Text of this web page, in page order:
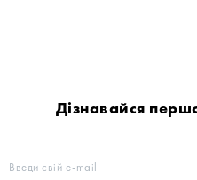
Дізнавайся
Введи свій e-mail